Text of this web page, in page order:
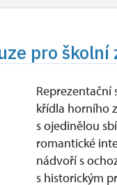
pro školní
křídla horního
s ojedinělou
romantické
nádvoří s
s historickým